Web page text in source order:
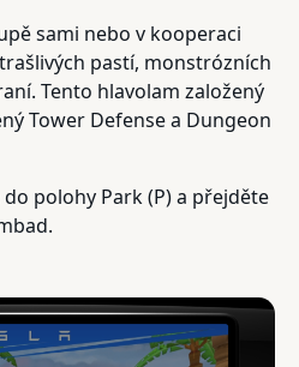
sami nebo v kooperaci
pastí, monstrózních
Tento hlavolam založený
Tower Defense a Dungeon
polohy Park (P) a přejděte